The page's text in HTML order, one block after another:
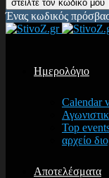
Ένας κωδικός
Ημερολόγιο
Calendar
Top
αρχείο
Αποτελέσματα